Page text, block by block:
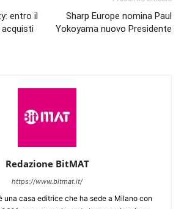
entro il
Sharp Europe nomina Paul
Yokoyama nuovo Presidente
Redazione BitMAT
https://www.bitmat.it/
una casa editrice che ha sede a Milano con